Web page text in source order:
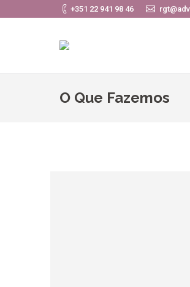
+351 22 941 98 46
O Que Fazemos